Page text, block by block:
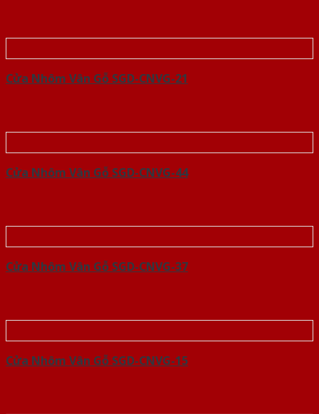
Cửa Nhôm Vân Gỗ SGD-CNVG-21
Cửa Nhôm Vân Gỗ SGD-CNVG-44
Cửa Nhôm Vân Gỗ SGD-CNVG-37
Cửa Nhôm Vân Gỗ SGD-CNVG-15